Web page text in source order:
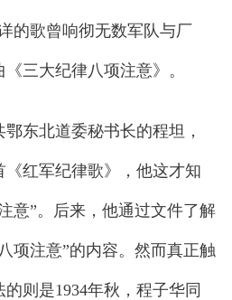
的歌曾响彻无数军队与厂
三大纪律八项注意》。
东北道委秘书长的程坦，
红军纪律歌》，他这才知
意”。后来，他通过文件了解
项注意”的内容。然而真正触
则是1934年秋，程子华同